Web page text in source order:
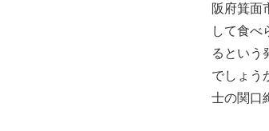
阪府箕面
して食べ
るという
でしょう
士の関口